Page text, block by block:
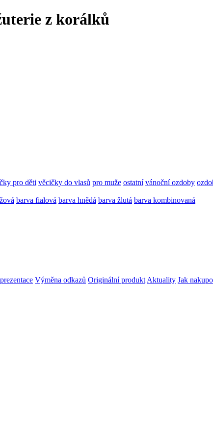
z korálků
pro děti věcičky do vlasů pro muže ostatní vánoční ozdoby
barva fialová barva hnědá barva žlutá barva kombinovaná
Výměna odkazů Originální produkt Aktuality Jak